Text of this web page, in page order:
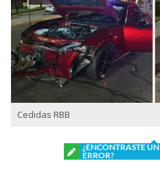
Cedidas RBB
¿ENCONTRASTE UN
ERROR?